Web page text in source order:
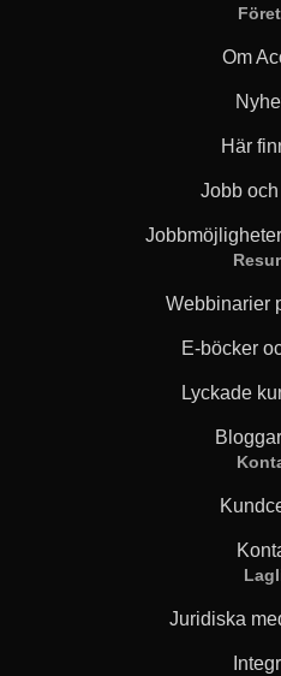
Om
Här
Jobb
Webbinarier
E-böcker
Lyckade
Juridiska